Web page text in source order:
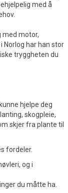
med å
med motor,
Norlog har han stor
tryggheten du
hjelpe deg
skogpleie,
skjer fra plante til
fordeler.
og i
du måtte ha.